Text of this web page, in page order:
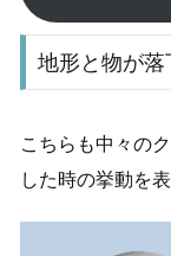
地形と物が
こちらも中々の
した時の挙動を